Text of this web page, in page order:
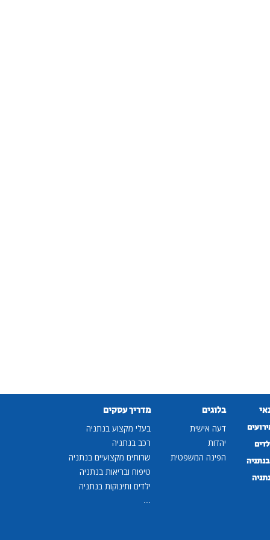
בלוגים
דעה אישית
יהדות
הפינה המשפטית
מדריך עסקים
בעלי מקצוע בנתניה
רכב בנתניה
שרותים מקצועיים בנתניה
טיפוח ובריאות בנתניה
ילדים ותינוקות בנתניה